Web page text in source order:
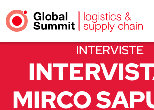
INTERVISTE
MIRCO